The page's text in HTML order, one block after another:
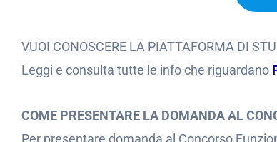
VUOI CONOSCERE LA PIATTAFORMA DI
Leggi e consulta tutte le info che riguardano
COME PRESENTARE LA DOMANDA AL
Per presentare domanda al Concorso